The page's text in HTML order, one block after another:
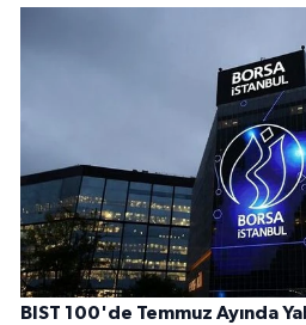
BIST 100'de Temmuz Ayında